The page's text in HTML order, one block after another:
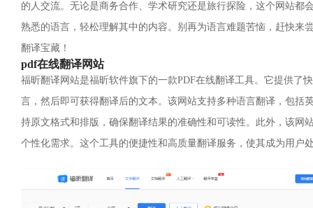
的人交流。无论是商务合作、学术研究还是旅行探险，这个网站都
熟悉的语言，轻松理解其中的内容。别再为语言难题苦恼，赶快来
翻译宝藏！
pdf在线翻译网站
福昕翻译网站是福昕软件旗下的一款PDF在线翻译工具。它提供了
言，然后即可获得翻译后的文本。该网站支持多种语言翻译，包
持原文格式和排版，确保翻译结果的准确性和可读性。此外，该
个性化需求。这个工具的便捷性和高质量翻译服务，使其成为用户